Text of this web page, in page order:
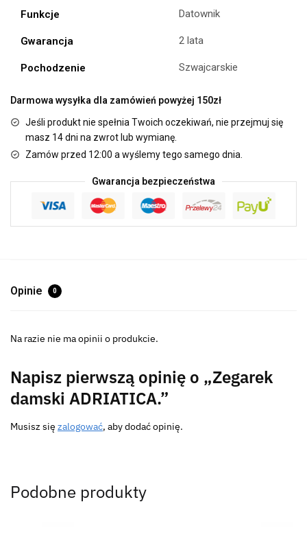
Funkcje Datownik
Gwarancja 2 lata
Pochodzenie Szwajcarskie
Darmowa wysyłka dla zamówień powyżej 150zł
Jeśli produkt nie spełnia Twoich oczekiwań, nie przejmuj się
masz 14 dni na zwrot lub wymianę.
Zamów przed 12:00 a wyślemy tego samego dnia.
Gwarancja bezpieczeństwa
Opinie 0
Na razie nie ma opinii o produkcie.
Napisz pierwszą opinię o „Zegarek
damski ADRIATICA.”
Musisz się zalogować, aby dodać opinię.
Podobne produkty